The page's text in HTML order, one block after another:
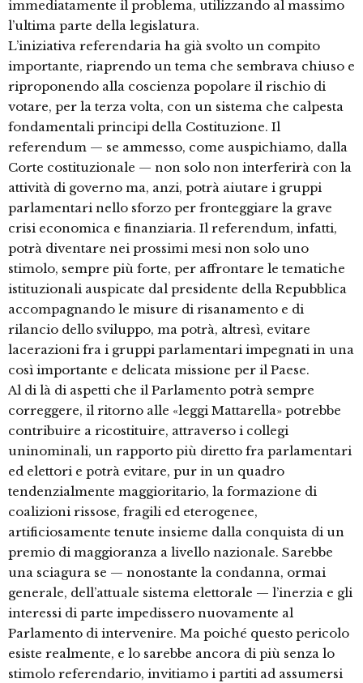
immediatamente il problema, utilizzando al massimo
l’ultima parte della legislatura.
L’iniziativa referendaria ha già svolto un compito
importante, riaprendo un tema che sembrava chiuso e
riproponendo alla coscienza popolare il rischio di
votare, per la terza volta, con un sistema che calpesta
fondamentali principi della Costituzione. Il
referendum — se ammesso, come auspichiamo, dalla
Corte costituzionale — non solo non interferirà con la
attività di governo ma, anzi, potrà aiutare i gruppi
parlamentari nello sforzo per fronteggiare la grave
crisi economica e finanziaria. Il referendum, infatti,
potrà diventare nei prossimi mesi non solo uno
stimolo, sempre più forte, per affrontare le tematiche
istituzionali auspicate dal presidente della Repubblica
accompagnando le misure di risanamento e di
rilancio dello sviluppo, ma potrà, altresì, evitare
lacerazioni fra i gruppi parlamentari impegnati in una
così importante e delicata missione per il Paese.
Al di là di aspetti che il Parlamento potrà sempre
correggere, il ritorno alle «leggi Mattarella» potrebbe
contribuire a ricostituire, attraverso i collegi
uninominali, un rapporto più diretto fra parlamentari
ed elettori e potrà evitare, pur in un quadro
tendenzialmente maggioritario, la formazione di
coalizioni rissose, fragili ed eterogenee,
artificiosamente tenute insieme dalla conquista di un
premio di maggioranza a livello nazionale. Sarebbe
una sciagura se — nonostante la condanna, ormai
generale, dell’attuale sistema elettorale — l’inerzia e gli
interessi di parte impedissero nuovamente al
Parlamento di intervenire. Ma poiché questo pericolo
esiste realmente, e lo sarebbe ancora di più senza lo
stimolo referendario, invitiamo i partiti ad assumersi